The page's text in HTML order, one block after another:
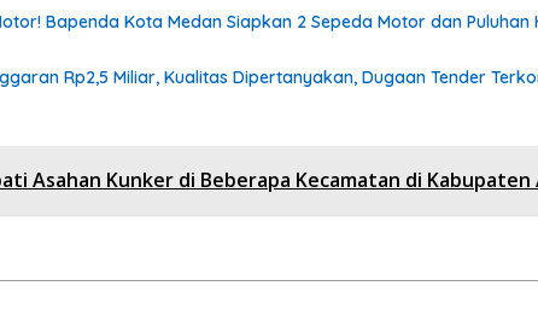
Bapenda Kota Medan Siapkan 2 Sepeda Motor dan Puluhan
Rp2,5 Miliar, Kualitas Dipertanyakan, Dugaan Tender
Asahan Kunker di Beberapa Kecamatan di Kabupaten